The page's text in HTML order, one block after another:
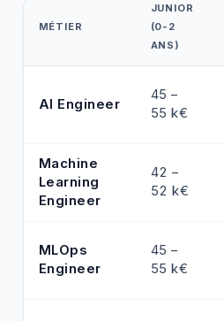
MÉTIER
JUNIOR
(0-2
ANS)
AI Engineer
45 –
55 k€
Machine
Learning
Engineer
42 –
52 k€
MLOps
Engineer
45 –
55 k€